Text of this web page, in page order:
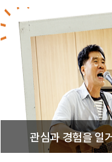
관심과 경험을 일